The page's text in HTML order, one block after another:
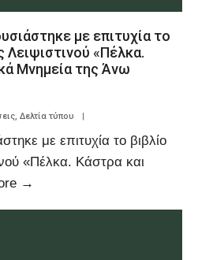
με επιτυχία το
«Πέλκα.
Μνημεία της Άνω
Δελτία τύπου |
με επιτυχία το βιβλίο
«Πέλκα. Κάστρα και
→